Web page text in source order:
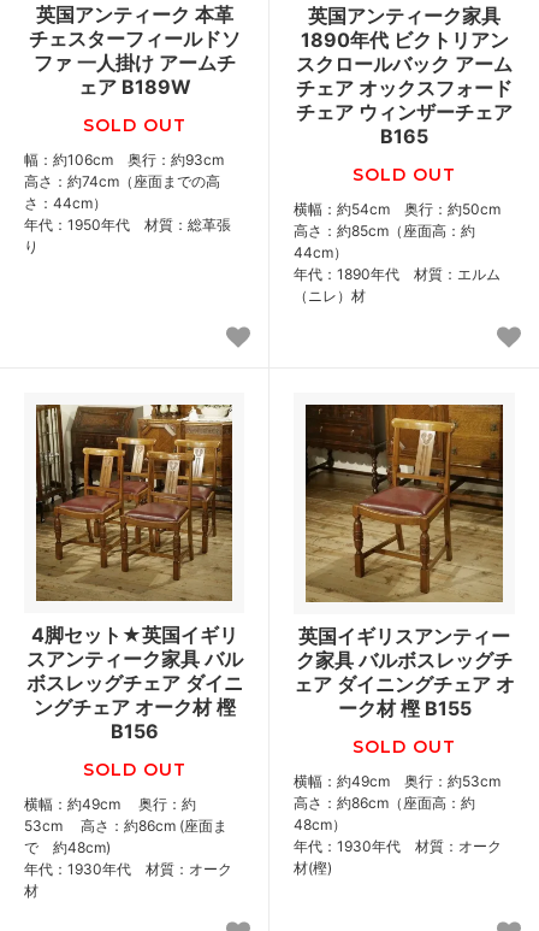
英国アンティーク 本革
チェスターフィールドソ
ファ 一人掛け アームチ
ェア B189W
SOLD OUT
幅：約106cm 奥行：約93cm
高さ：約74cm（座面までの高
さ：44cm）
年代：1950年代 材質：総革張
り
英国アンティーク家具
1890年代 ビクトリアン
スクロールバック アーム
チェア オックスフォード
チェア ウィンザーチェア
B165
SOLD OUT
横幅：約54cm 奥行：約50cm
高さ：約85cm（座面高：約
44cm）
年代：1890年代 材質：エルム
（ニレ）材
4脚セット★英国イギリ
スアンティーク家具 バル
ボスレッグチェア ダイニ
ングチェア オーク材 樫
B156
SOLD OUT
横幅：約49cm 奥行：約
53cm 高さ：約86cm (座面ま
で 約48cm)
年代：1930年代 材質：オーク
材
英国イギリスアンティー
ク家具 バルボスレッグチ
ェア ダイニングチェア オ
ーク材 樫 B155
SOLD OUT
横幅：約49cm 奥行：約53cm
高さ：約86cm（座面高：約
48cm）
年代：1930年代 材質：オーク
材(樫)